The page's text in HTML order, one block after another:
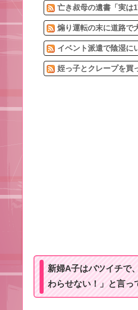
亡き叔母の遺書「実は
煽り運転の末に道路で
イベント派遣で陰湿に
姪っ子とクレープを買
新婦A子はバツイチで
わらせない！」と言っ